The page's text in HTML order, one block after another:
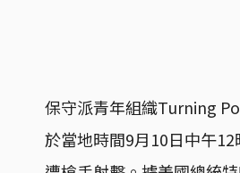
保守派青年組織Turning
於當地時間9月10日中午